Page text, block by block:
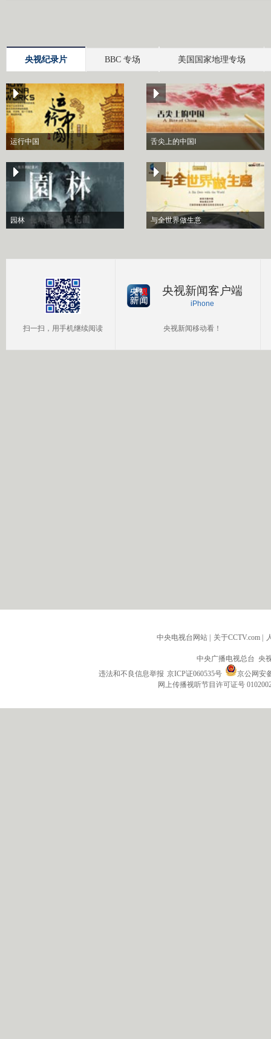
央视纪录片 BBC 专场 美国国家地理专场
运行中国 舌尖上的中国I
园林 与全世界做生意
扫一扫，用手机继续阅读
央视新闻客户端
iPhone
央视新闻移动看！
中央电视台网站 | 关于CCTV.com |
中央广播电视总台 央
违法和不良信息举报 京ICP证060535号
京公网安
网上传播视听节目许可证号